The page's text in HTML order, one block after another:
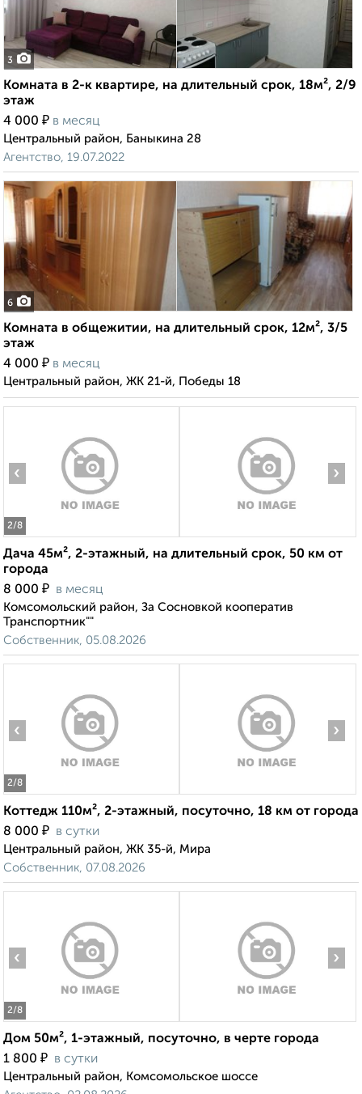
3
Комната в 2-к квартире, на длительный срок, 18м², 2/9
этаж
4 000 ₽ в месяц
Центральный район, Баныкина 28
Агентство, 19.07.2022
6
Комната в общежитии, на длительный срок, 12м², 3/5
этаж
4 000 ₽ в месяц
Центральный район, ЖК 21-й, Победы 18
2/8
‹ ›
Дача 45м², 2-этажный, на длительный срок, 50 км от
города
8 000 ₽ в месяц
Комсомольский район, За Сосновкой кооператив
Транспортник""
Собственник, 05.08.2026
2/8
‹ ›
Коттедж 110м², 2-этажный, посуточно, 18 км от города
8 000 ₽ в сутки
Центральный район, ЖК 35-й, Мира
Собственник, 07.08.2026
2/8
‹ ›
Дом 50м², 1-этажный, посуточно, в черте города
1 800 ₽ в сутки
Центральный район, Комсомольское шоссе